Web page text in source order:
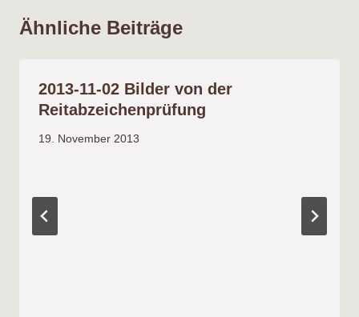
Ähnliche Beiträge
2013-11-02 Bilder von der
Reitabzeichenprüfung
19. November 2013